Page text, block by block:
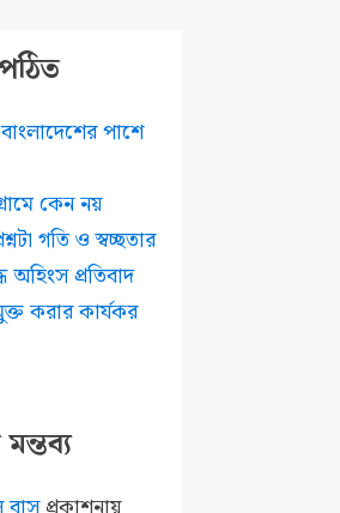
পাশে
কেন নয়
গতি ও স্বচ্ছতার
অহিংস প্রতিবাদ
করার কার্যকর